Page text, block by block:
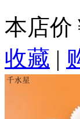
本店价
收藏 |